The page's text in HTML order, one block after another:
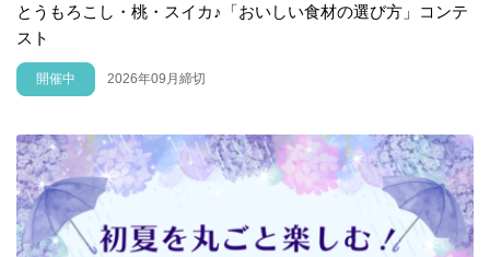
とうもろこし・桃・スイカ♪「おいしい食材の選び方」コンテ
スト
開催中 2026年09月締切